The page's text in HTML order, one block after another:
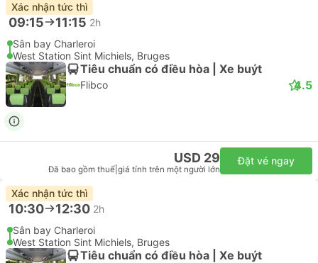
Xác nhận tức thì
09:15 11:15 2h
Sân bay Charleroi
West Station Sint Michiels, Bruges
Tiêu chuẩn có điều hòa | Xe buýt
Flibco 4.5
USD 29
Đã bao gồm thuế giá tính trên một người lớn
Đặt vé ngay
Xác nhận tức thì
10:30 12:30 2h
Sân bay Charleroi
West Station Sint Michiels, Bruges
Tiêu chuẩn có điều hòa | Xe buýt